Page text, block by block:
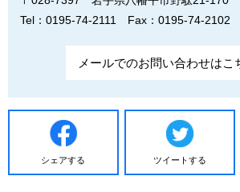
Tel：0195-74-2111
Fax：0195-74-2102
メールでのお問い合わせはこ
シェアする ツイートする